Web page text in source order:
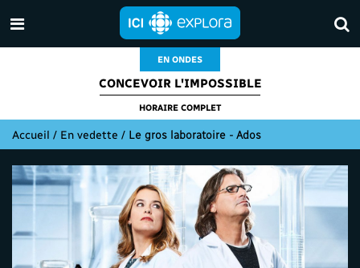
EN ONDES
CONCEVOIR L'IMPOSSIBLE
HORAIRE COMPLET
Accueil / En vedette / Le gros laboratoire - Ados